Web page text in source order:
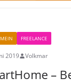
FREELANCE
2019 Volkmar
–